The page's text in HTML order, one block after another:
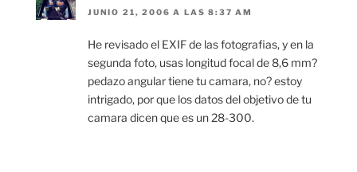
JUNIO 21, 2006 A LAS 8:37 AM
He revisado el EXIF de las fotografias, y en la
segunda foto, usas longitud focal de 8,6 mm?
pedazo angular tiene tu camara, no? estoy
intrigado, por que los datos del objetivo de tu
camara dicen que es un 28-300.